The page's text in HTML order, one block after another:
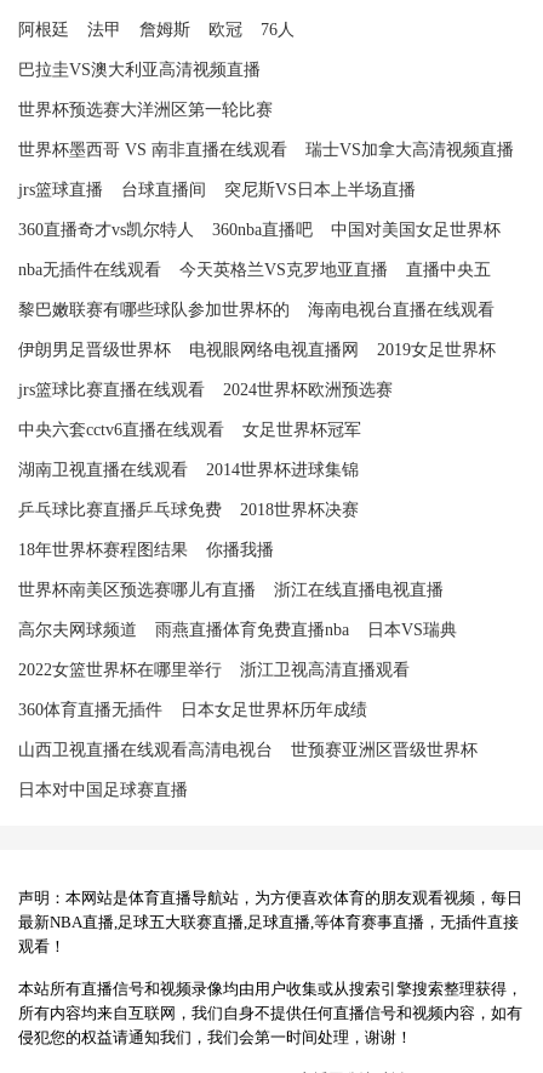
阿根廷 法甲 詹姆斯 欧冠 76人
巴拉圭VS澳大利亚高清视频直播
世界杯预选赛大洋洲区第一轮比赛
世界杯墨西哥 VS 南非直播在线观看 瑞士VS加拿大高清视频直播
jrs篮球直播 台球直播间 突尼斯VS日本上半场直播
360直播奇才vs凯尔特人 360nba直播吧 中国对美国女足世界杯
nba无插件在线观看 今天英格兰VS克罗地亚直播 直播中央五
黎巴嫩联赛有哪些球队参加世界杯的 海南电视台直播在线观看
伊朗男足晋级世界杯 电视眼网络电视直播网 2019女足世界杯
jrs篮球比赛直播在线观看 2024世界杯欧洲预选赛
中央六套cctv6直播在线观看 女足世界杯冠军
湖南卫视直播在线观看 2014世界杯进球集锦
乒乓球比赛直播乒乓球免费 2018世界杯决赛
18年世界杯赛程图结果 你播我播
世界杯南美区预选赛哪儿有直播 浙江在线直播电视直播
高尔夫网球频道 雨燕直播体育免费直播nba 日本VS瑞典
2022女篮世界杯在哪里举行 浙江卫视高清直播观看
360体育直播无插件 日本女足世界杯历年成绩
山西卫视直播在线观看高清电视台 世预赛亚洲区晋级世界杯
日本对中国足球赛直播
声明：本网站是体育直播导航站，为方便喜欢体育的朋友观看视频，每日
最新NBA直播,足球五大联赛直播,足球直播,等体育赛事直播，无插件直接
观看！
本站所有直播信号和视频录像均由用户收集或从搜索引擎搜索整理获得，
所有内容均来自互联网，我们自身不提供任何直播信号和视频内容，如有
侵犯您的权益请通知我们，我们会第一时间处理，谢谢！